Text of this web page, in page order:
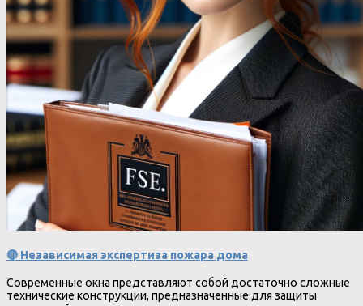
🔴 Независимая экспертиза пожара дома
Современные окна представляют собой достаточно сложные
технические конструкции, предназначенные для защиты